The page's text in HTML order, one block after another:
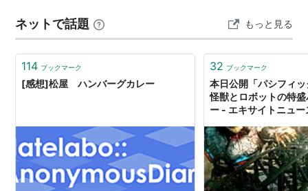
うハンバーグ専門レストランを2店舗経営しています。…
ネットで話題 もっと見る
114 ブックマーク
[感想]松屋 ハンバーグカレー
32 ブックマーク
本日公開「パシフィ
怪獣とロボットの特
ー - エキサイトニュー